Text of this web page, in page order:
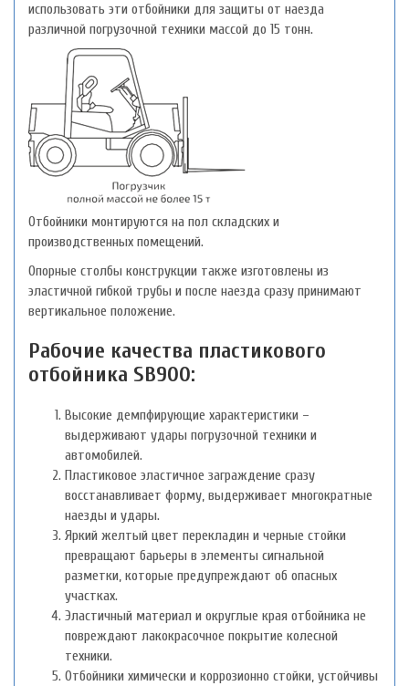
использовать эти отбойники для защиты от наезда
различной погрузочной техники массой до 15 тонн.
Отбойники монтируются на пол складских и
производственных помещений.
Опорные столбы конструкции также изготовлены из
эластичной гибкой трубы и после наезда сразу принимают
вертикальное положение.
Рабочие качества пластикового
отбойника SB900:
Высокие демпфирующие характеристики –
выдерживают удары погрузочной техники и
автомобилей.
Пластиковое эластичное заграждение сразу
восстанавливает форму, выдерживает многократные
наезды и удары.
Яркий желтый цвет перекладин и черные стойки
превращают барьеры в элементы сигнальной
разметки, которые предупреждают об опасных
участках.
Эластичный материал и округлые края отбойника не
повреждают лакокрасочное покрытие колесной
техники.
Отбойники химически и коррозионно стойки, устойчивы